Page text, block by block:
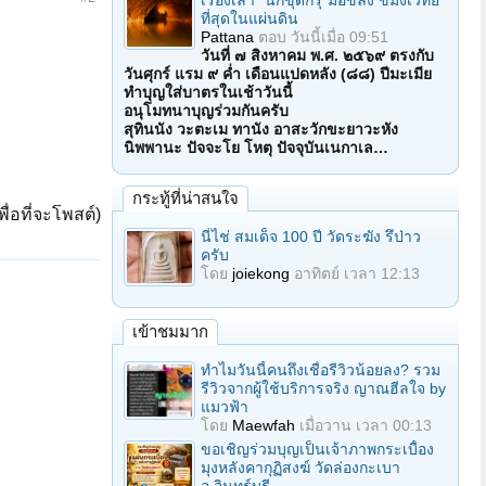
อที่จะโพสต์)
ที่สุดในแผ่นดิน
Pattana ตอบ วันนี้เมื่อ 09:51
วันที่ ๗ สิงหาคม พ.ศ. ๒๕๖๙ ตรงกับ
วันศุกร์ แรม ๙ ค่ำ เดือนแปดหลัง (๘๘) ปีมะเมีย
ทำบุญใส่บาตรในเช้าวันนี้
อนุโมทนาบุญร่วมกันครับ
สุทินนัง วะตะเม ทานัง อาสะวักขะยาวะหัง
นิพพานะ ปัจจะโย โหตุ ปัจจุบันเนกาเล…
กระทู้ที่น่าสนใจ
นี่ไช่ สมเด็จ 100 ปี วัดระฆัง รึป่าว
ครับ
โดย joiekong อาทิตย์ เวลา 12:13
เข้าชมมาก
ทำไมวันนี้คนถึงเชื่อรีวิวน้อยลง? รวม
รีวิวจากผู้ใช้บริการจริง ญาณฮีลใจ by
แมวฟ้า
โดย Maewfah เมื่อวาน เวลา 00:13
ขอเชิญร่วมบุญเป็นเจ้าภาพกระเบื้อง
มุงหลังคากุฏิสงฆ์ วัดล่องกะเบา